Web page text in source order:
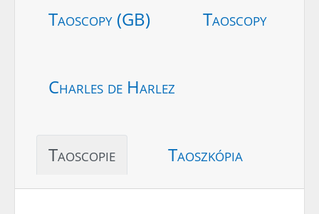
Taoscopy (GB) Taoscopy
Charles de Harlez
Taoscopie Taoszkópia